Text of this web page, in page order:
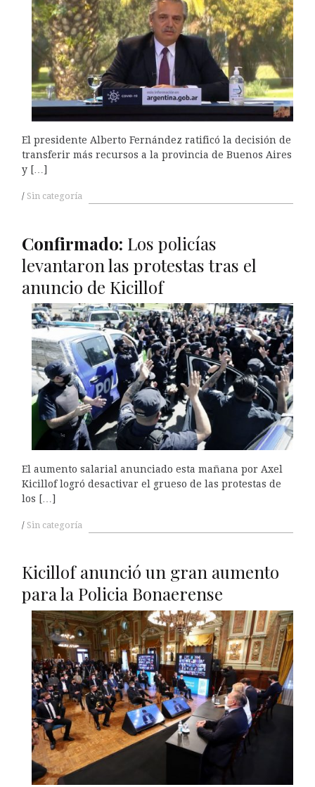
El presidente Alberto Fernández ratificó la decisión de
transferir más recursos a la provincia de Buenos Aires
y […]
Sin categoría
Confirmado: Los policías
levantaron las protestas tras el
anuncio de Kicillof
El aumento salarial anunciado esta mañana por Axel
Kicillof logró desactivar el grueso de las protestas de
los […]
Sin categoría
Kicillof anunció un gran aumento
para la Policia Bonaerense